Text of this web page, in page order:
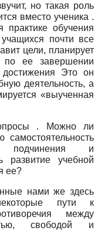
но такая роль
вместо ученика .
обучения
почти все
цели, планирует
по ее завершении
достижения Это он
деятельность, а
«выученная
. Можно ли
подчинения и
развитие учебной
ее?
нами же здесь
пути к
между
свободой и